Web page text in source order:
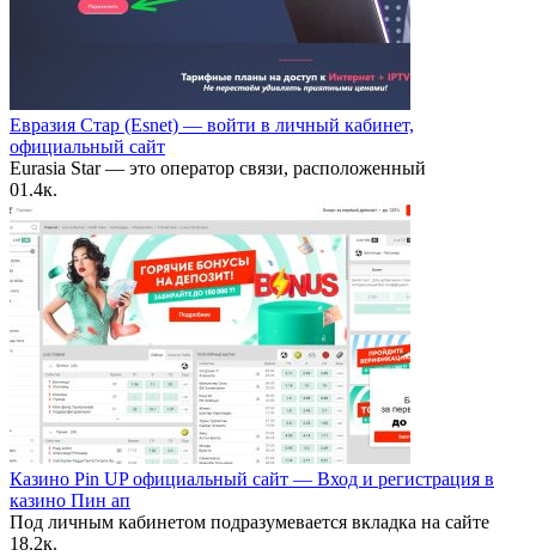
Евразия Стар (Esnet) — войти в личный кабинет,
официальный сайт
Eurasia Star — это оператор связи, расположенный
01.4к.
Казино Pin UP официальный сайт — Вход и регистрация в
казино Пин ап
Под личным кабинетом подразумевается вкладка на сайте
18.2к.